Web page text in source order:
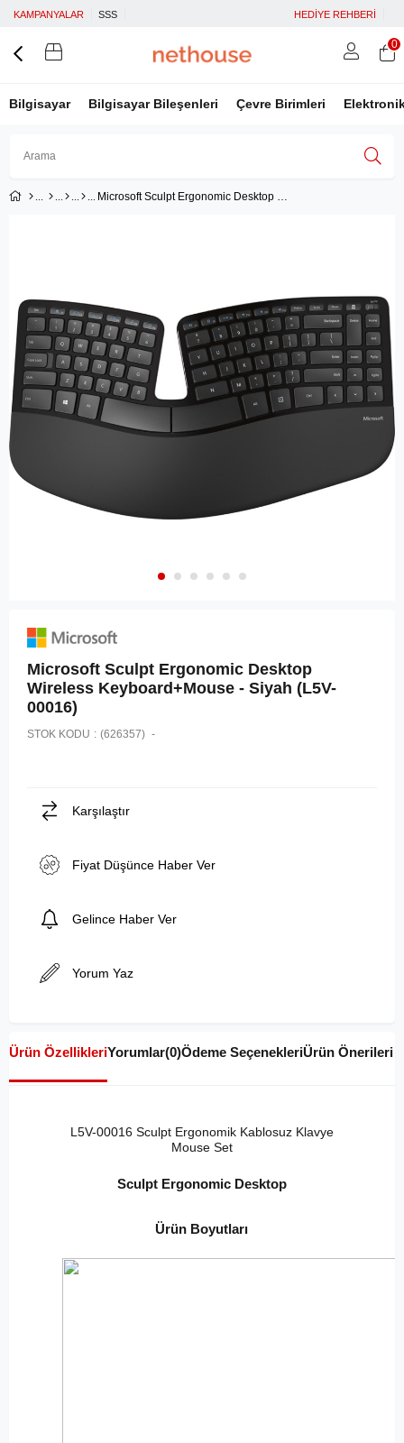
KAMPANYALAR SSS HEDİYE REHBERİ
Bilgisayar Bilgisayar Bileşenleri Çevre Birimleri
Üye Ol Facebook İle Bağlan
0
Microsoft Sculpt Ergonomic Desktop Wireless Keyboard+Mouse - Siyah (L5V-00016)
Microsoft Sculpt Ergonomic Desktop
Wireless Keyboard+Mouse - Siyah (L5V-
00016)
STOK KODU (626357)
Karşılaştır
Fiyat Düşünce Haber Ver
Gelince Haber Ver
Yorum Yaz
Ürün ÖzellikleriYorumlar(0)Ödeme SeçenekleriÜrün Önerileri
L5V-00016 Sculpt Ergonomik Kablosuz Klavye
Mouse Set
Sculpt Ergonomic Desktop
Ürün Boyutları